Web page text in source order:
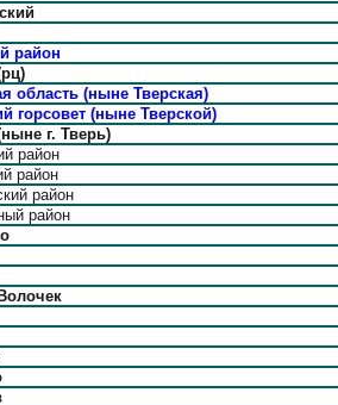
район
область (ныне Тверская)
горсовет (ныне Тверской)
г. Тверь)
район
район
район
район